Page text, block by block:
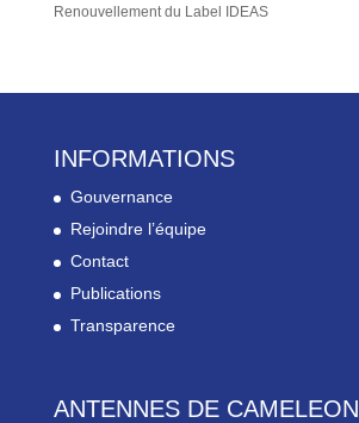
Renouvellement du Label IDEAS
INFORMATIONS
Gouvernance
Rejoindre l’équipe
Contact
Publications
Transparence
ANTENNES DE CAMELEON